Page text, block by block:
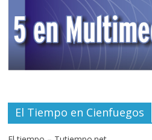
El Tiempo en Cienfuegos